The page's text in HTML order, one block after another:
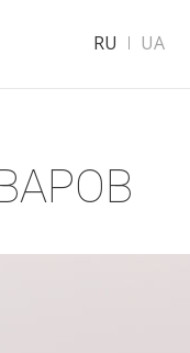
RU UA